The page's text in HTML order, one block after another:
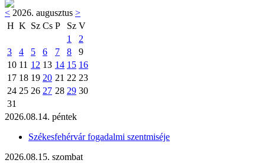
< 2026. augusztus >
H K Sz Cs P Sz V
1
2
3
4 5 6 7 8
9
10 11 12 13 14 15 16
17 18 19 20 21 22 23
24 25 26 27 28 29 30
31
2026.08.14. péntek
Székesfehérvár fogadalmi szentmiséje
2026.08.15. szombat